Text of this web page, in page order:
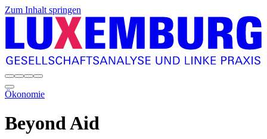
Zum Inhalt springen
Ökonomie
Beyond Aid